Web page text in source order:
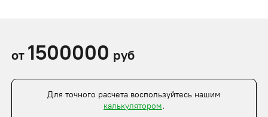
от 1500000 руб
Для точного расчета воспользуйтесь нашим
калькулятором.